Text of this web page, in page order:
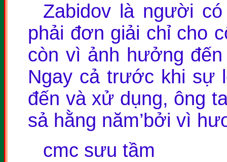
Zabidov là người
phải đơn giải chỉ cho
còn vì ảnh hưởng
Ngay cả trước khi sự
đến và xử dụng, ông
sả hằng năm’bởi vì
cmc sưu tầm